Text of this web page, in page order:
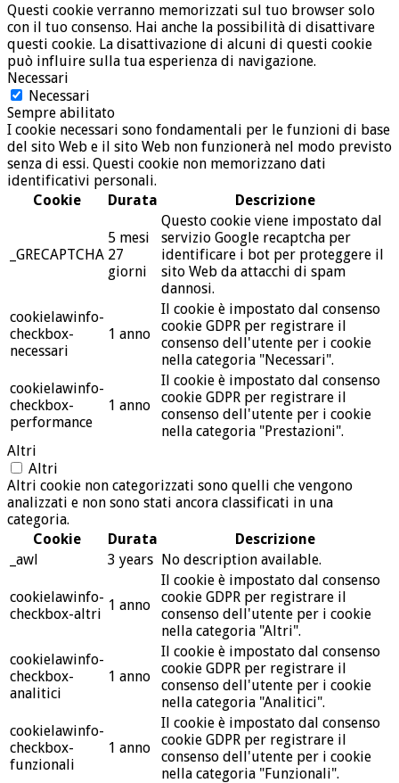
Questi cookie verranno memorizzati sul tuo browser solo
con il tuo consenso. Hai anche la possibilità di disattivare
questi cookie. La disattivazione di alcuni di questi cookie
può influire sulla tua esperienza di navigazione.
Necessari
Necessari
Sempre abilitato
I cookie necessari sono fondamentali per le funzioni di base
del sito Web e il sito Web non funzionerà nel modo previsto
senza di essi. Questi cookie non memorizzano dati
identificativi personali.
Cookie
Durata Descrizione
_GRECAPTCHA
5 mesi
27
giorni
Questo cookie viene impostato dal
servizio Google recaptcha per
identificare i bot per proteggere il
sito Web da attacchi di spam
dannosi.
cookielawinfo-
checkbox-
necessari
1 anno
Il cookie è impostato dal consenso
cookie GDPR per registrare il
consenso dell'utente per i cookie
nella categoria "Necessari".
cookielawinfo-
checkbox-
performance
1 anno
Il cookie è impostato dal consenso
cookie GDPR per registrare il
consenso dell'utente per i cookie
nella categoria "Prestazioni".
Altri
Altri
Altri cookie non categorizzati sono quelli che vengono
analizzati e non sono stati ancora classificati in una
categoria.
Cookie
Durata
Descrizione
_awl
3 years No description available.
cookielawinfo-
checkbox-altri
1 anno
Il cookie è impostato dal consenso
cookie GDPR per registrare il
consenso dell'utente per i cookie
nella categoria "Altri".
cookielawinfo-
checkbox-
analitici
1 anno
Il cookie è impostato dal consenso
cookie GDPR per registrare il
consenso dell'utente per i cookie
nella categoria "Analitici".
cookielawinfo-
checkbox-
funzionali
1 anno
Il cookie è impostato dal consenso
cookie GDPR per registrare il
consenso dell'utente per i cookie
nella categoria "Funzionali".